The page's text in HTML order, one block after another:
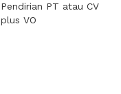
Pendirian PT atau CV
plus VO